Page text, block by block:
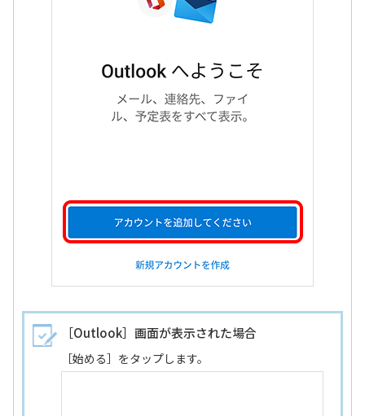
［Outlook］画面が表示された場合
［始める］をタップします。